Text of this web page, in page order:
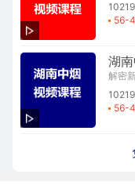
10219
56-
湖
解密
10219
56-